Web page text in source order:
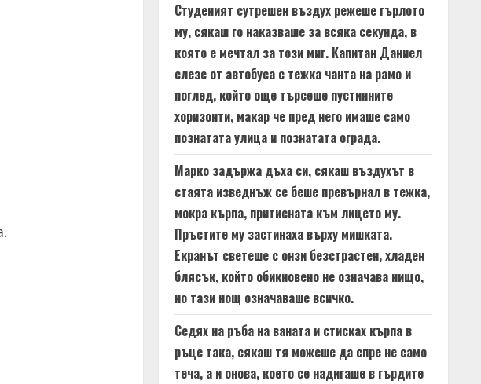
Студеният сутрешен въздух режеше гърлото
му, сякаш го наказваше за всяка секунда, в
която е мечтал за този миг. Капитан Даниел
слезе от автобуса с тежка чанта на рамо и
поглед, който още търсеше пустинните
хоризонти, макар че пред него имаше само
познатата улица и познатата ограда.
Марко задържа дъха си, сякаш въздухът в
стаята изведнъж се беше превърнал в тежка,
мокра кърпа, притисната към лицето му.
Пръстите му застинаха върху мишката.
Екранът светеше с онзи безстрастен, хладен
блясък, който обикновено не означава нищо,
но тази нощ означаваше всичко.
Седях на ръба на ваната и стисках кърпа в
ръце така, сякаш тя можеше да спре не само
теча, а и онова, което се надигаше в гърдите